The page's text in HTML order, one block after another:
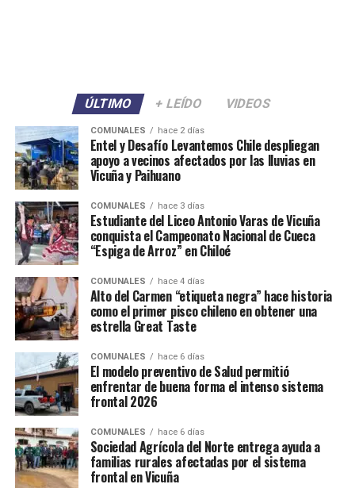
ÚLTIMO + LEÍDO VIDEOS
COMUNALES hace 2 días
Entel y Desafío Levantemos Chile despliegan
apoyo a vecinos afectados por las lluvias en
Vicuña y Paihuano
COMUNALES hace 3 días
Estudiante del Liceo Antonio Varas de Vicuña
conquista el Campeonato Nacional de Cueca
“Espiga de Arroz” en Chiloé
COMUNALES hace 4 días
Alto del Carmen “etiqueta negra” hace historia
como el primer pisco chileno en obtener una
estrella Great Taste
COMUNALES hace 6 días
El modelo preventivo de Salud permitió
enfrentar de buena forma el intenso sistema
frontal 2026
COMUNALES hace 6 días
Sociedad Agrícola del Norte entrega ayuda a
familias rurales afectadas por el sistema
frontal en Vicuña